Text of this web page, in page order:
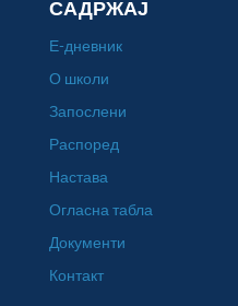
САДРЖАЈ
Е-дневник
О школи
Запослени
Распоред
Настава
Огласна табла
Документи
Контакт